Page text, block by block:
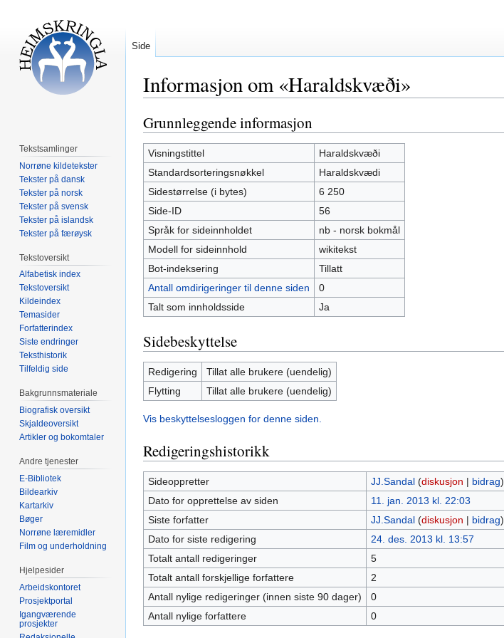
Informasjon om «Haraldskvæði»
Hopp
til
navigering
Hopp
til
søk
Grunnleggende informasjon
Visningstittel
Haraldskvæði
Standardsorteringsnøkkel
Haraldskvædi
Sidestørrelse (i bytes)
6 250
Side-ID
56
Språk for sideinnholdet
nb - norsk bokmål
Modell for sideinnhold
wikitekst
Bot-indeksering
Tillatt
Antall omdirigeringer til denne siden
0
Talt som innholdsside
Ja
Sidebeskyttelse
Redigering
Tillat alle brukere (uendelig)
Flytting
Tillat alle brukere (uendelig)
Vis beskyttelsesloggen for denne siden.
Redigeringshistorikk
Sideoppretter JJ.Sandal (diskusjon | bidrag)
Dato for opprettelse av siden
11. jan. 2013 kl. 22:03
Siste forfatter
JJ.Sandal (diskusjon | bidrag)
Dato for siste redigering
24. des. 2013 kl. 13:57
Totalt antall redigeringer
5
Totalt antall forskjellige forfattere
2
Antall nylige redigeringer (innen siste 90 dager)
0
Antall nylige forfattere
0
Side
Tekstsamlinger
Norrøne kildetekster
Tekster på dansk
Tekster på norsk
Tekster på svensk
Tekster på islandsk
Tekster på færøysk
Tekstoversikt
Alfabetisk index
Tekstoversikt
Kildeindex
Temasider
Forfatterindex
Siste endringer
Teksthistorik
Tilfeldig side
Bakgrunnsmateriale
Biografisk oversikt
Skjaldeoversikt
Artikler og bokomtaler
Andre tjenester
E-Bibliotek
Bildearkiv
Kartarkiv
Bøger
Norrøne læremidler
Film og underholdning
Hjelpesider
Arbeidskontoret
Prosjektportal
Igangværende
prosjekter